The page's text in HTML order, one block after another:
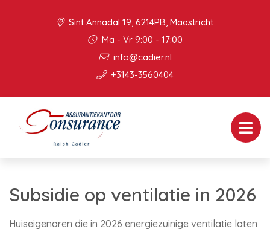
Sint Annadal 19, 6214PB, Maastricht
Ma - Vr 9:00 - 17:00
info@cadier.nl
+3143-3560404
Subsidie op ventilatie in 2026
Huiseigenaren die in 2026 energiezuinige ventilatie laten